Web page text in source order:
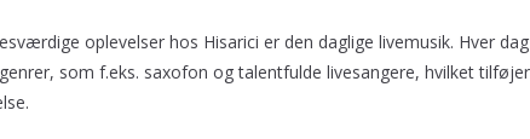
oplevelser hos Hisarici er den daglige livemusik. Hver
som f.eks. saxofon og talentfulde livesangere, hvilket